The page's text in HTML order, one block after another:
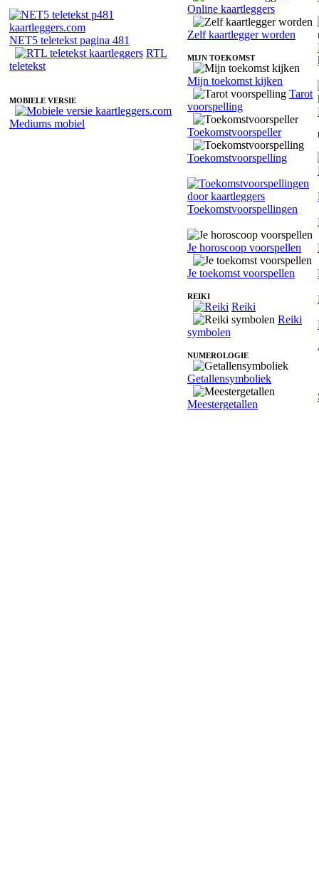
NET5 teletekst pagina 481
RTL
teletekst
MOBIELE VERSIE
Mediums mobiel
Online kaartleggers
Zelf kaartlegger worden
MIJN TOEKOMST
Mijn toekomst kijken
Tarot
voorspelling
Toekomstvoorspeller
Toekomstvoorspelling
Toekomstvoorspellingen
Je horoscoop voorspellen
Je toekomst voorspellen
REIKI
Reiki
Reiki
symbolen
NUMEROLOGIE
Getallensymboliek
Meestergetallen